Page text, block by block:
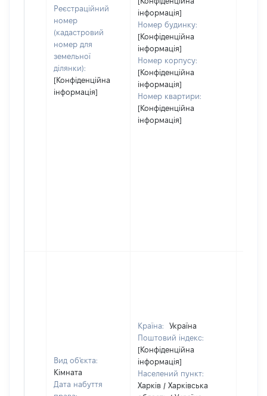
Реєстраційний
номер
(кадастровий
номер для
земельної
ділянки):
[Конфіденційна
інформація]
інформація]
Номер будинку:
[Конфіденційна
інформація]
Номер корпусу:
[Конфіденційна
інформація]
Номер квартири:
[Конфіденційна
інформація]
Вид об'єкта:
Кімната
Дата набуття
Країна:
Україна
Поштовий індекс:
[Конфіденційна
інформація]
Населений пункт:
Харків / Харківська